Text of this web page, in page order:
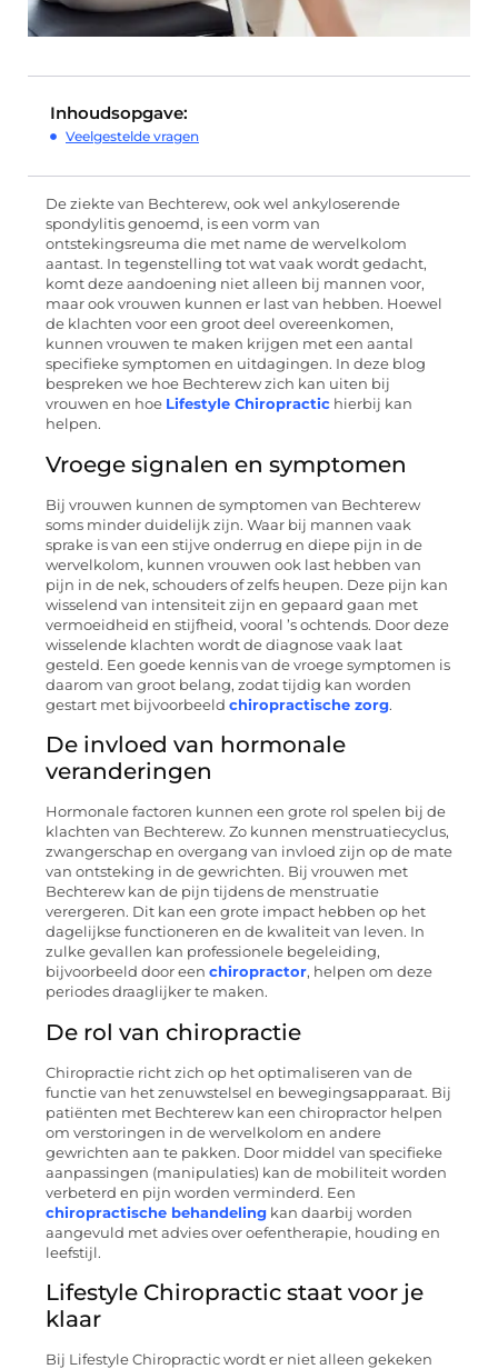
Inhoudsopgave:
Veelgestelde vragen
De ziekte van Bechterew, ook wel ankyloserende
spondylitis genoemd, is een vorm van
ontstekingsreuma die met name de wervelkolom
aantast. In tegenstelling tot wat vaak wordt gedacht,
komt deze aandoening niet alleen bij mannen voor,
maar ook vrouwen kunnen er last van hebben. Hoewel
de klachten voor een groot deel overeenkomen,
kunnen vrouwen te maken krijgen met een aantal
specifieke symptomen en uitdagingen. In deze blog
bespreken we hoe Bechterew zich kan uiten bij
vrouwen en hoe Lifestyle Chiropractic hierbij kan
helpen.
Vroege signalen en symptomen
Bij vrouwen kunnen de symptomen van Bechterew
soms minder duidelijk zijn. Waar bij mannen vaak
sprake is van een stijve onderrug en diepe pijn in de
wervelkolom, kunnen vrouwen ook last hebben van
pijn in de nek, schouders of zelfs heupen. Deze pijn kan
wisselend van intensiteit zijn en gepaard gaan met
vermoeidheid en stijfheid, vooral ’s ochtends. Door deze
wisselende klachten wordt de diagnose vaak laat
gesteld. Een goede kennis van de vroege symptomen is
daarom van groot belang, zodat tijdig kan worden
gestart met bijvoorbeeld chiropractische zorg.
De invloed van hormonale
veranderingen
Hormonale factoren kunnen een grote rol spelen bij de
klachten van Bechterew. Zo kunnen menstruatiecyclus,
zwangerschap en overgang van invloed zijn op de mate
van ontsteking in de gewrichten. Bij vrouwen met
Bechterew kan de pijn tijdens de menstruatie
verergeren. Dit kan een grote impact hebben op het
dagelijkse functioneren en de kwaliteit van leven. In
zulke gevallen kan professionele begeleiding,
bijvoorbeeld door een chiropractor, helpen om deze
periodes draaglijker te maken.
De rol van chiropractie
Chiropractie richt zich op het optimaliseren van de
functie van het zenuwstelsel en bewegingsapparaat. Bij
patiënten met Bechterew kan een chiropractor helpen
om verstoringen in de wervelkolom en andere
gewrichten aan te pakken. Door middel van specifieke
aanpassingen (manipulaties) kan de mobiliteit worden
verbeterd en pijn worden verminderd. Een
chiropractische behandeling kan daarbij worden
aangevuld met advies over oefentherapie, houding en
leefstijl.
Lifestyle Chiropractic staat voor je
klaar
Bij Lifestyle Chiropractic wordt er niet alleen gekeken